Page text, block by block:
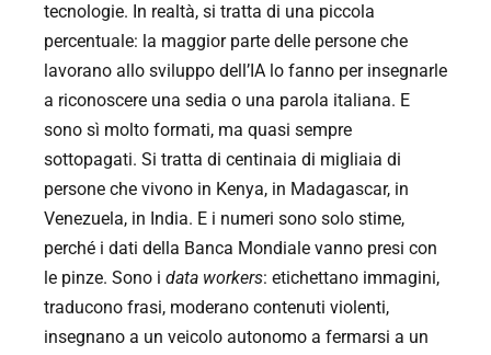
tecnologie. In realtà, si tratta di una piccola
percentuale: la maggior parte delle persone che
lavorano allo sviluppo dell’IA lo fanno per insegnarle
a riconoscere una sedia o una parola italiana. E
sono sì molto formati, ma quasi sempre
sottopagati. Si tratta di centinaia di migliaia di
persone che vivono in Kenya, in Madagascar, in
Venezuela, in India. E i numeri sono solo stime,
perché i dati della Banca Mondiale vanno presi con
le pinze. Sono i data workers: etichettano immagini,
traducono frasi, moderano contenuti violenti,
insegnano a un veicolo autonomo a fermarsi a un